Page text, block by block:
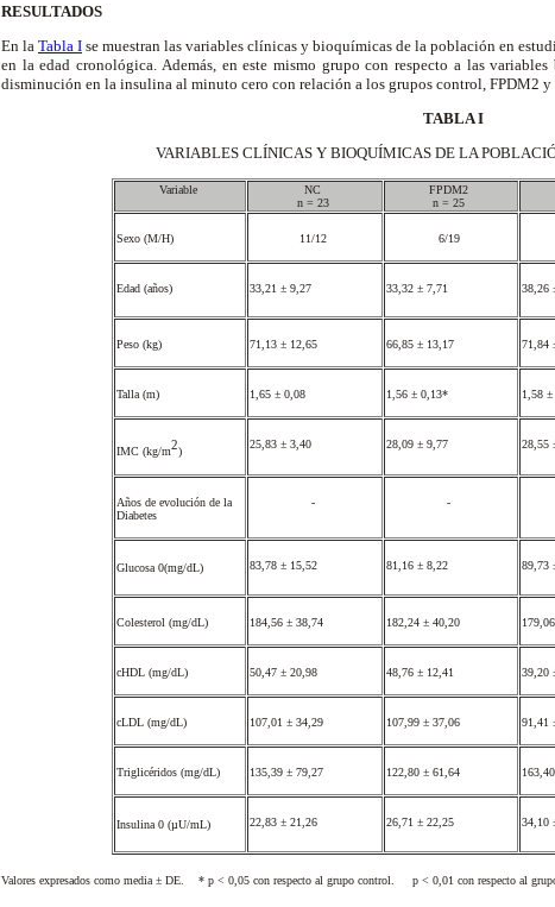
RESULTADOS
En la Tabla I se muestran las variables clínicas y bioquímicas de la población en
en la edad cronológica. Además, en este mismo grupo con respecto a las
disminución en la insulina al minuto cero con relación a los grupos control, FPDM2 y
TABLA I
VARIABLES CLÍNICAS Y BIOQUÍMICAS DE LA
Variable
NC
n = 23
FPDM2
n = 25
Sexo (M/H) 11/12 6/19
Edad (años) 33,21 ± 9,27 33,32 ± 7,71 38,26
Peso (kg) 71,13 ± 12,65 66,85 ± 13,17 71,84
Talla (m) 1,65 ± 0,08 1,56 ± 0,13* 1,58
IMC (kg/m2)
25,83 ± 3,40 28,09 ± 9,77 28,55
Años de evolución de la
Diabetes
- -
Glucosa 0(mg/dL) 83,78 ± 15,52 81,16 ± 8,22 89,73
Colesterol (mg/dL) 184,56 ± 38,74 182,24 ± 40,20
cHDL (mg/dL) 50,47 ± 20,98 48,76 ± 12,41 39,20
cLDL (mg/dL) 107,01 ± 34,29 107,99 ± 37,06 91,41
Triglicéridos (mg/dL) 135,39 ± 79,27 122,80 ± 61,64
Insulina 0 (µU/mL) 22,83 ± 21,26 26,71 ± 22,25 34,10
Valores expresados como media ± DE. * p < 0,05 con respecto al grupo control.  p < 0,01 con respecto al